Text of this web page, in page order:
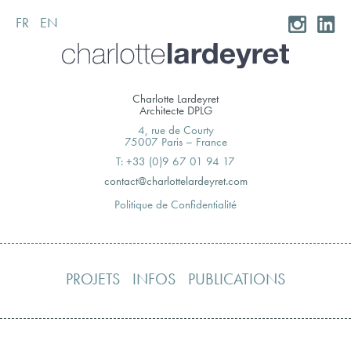
Skip
to
FR EN
Charlotte Lardeyret
Architecte DPLG
4, rue de Courty
75007 Paris – France
T: +33 (0)9 67 01 94 17
moc.teryedralettolrahc@tcatnoc
Politique de Confidentialité
PROJETS INFOS PUBLICATIONS